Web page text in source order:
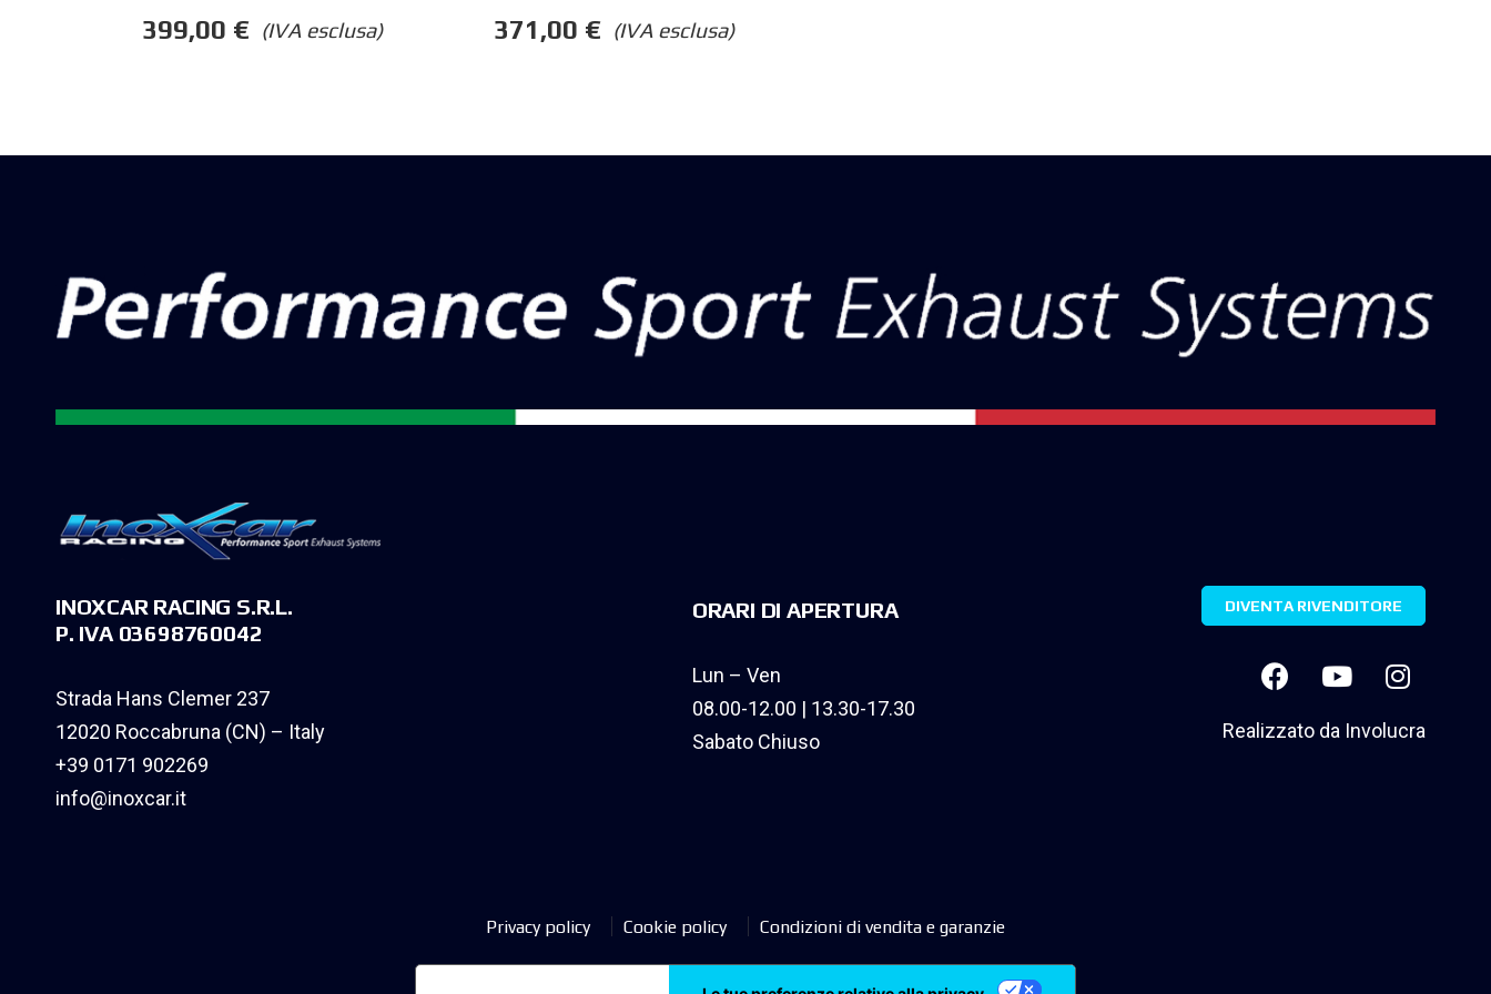
(IVA esclusa)
399,00 € (IVA esclusa)
371,00 €
INOXCAR RACING S.R.L.
P. IVA 03698760042
Strada Hans Clemer 237
12020 Roccabruna (CN) – Italy
+39 0171 902269
info@inoxcar.it
ORARI DI APERTURA
Lun – Ven
08.00-12.00 | 13.30-17.30
Sabato Chiuso
DIVENTA RIVENDITORE
Realizzato da Involucra
Privacy policy Cookie policy Condizioni di vendita e garanzie